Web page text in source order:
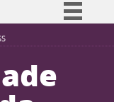
Participe